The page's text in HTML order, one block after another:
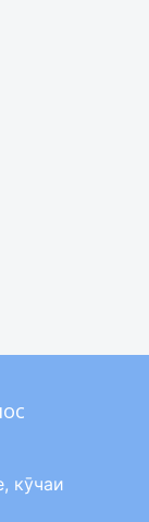
кӯчаи